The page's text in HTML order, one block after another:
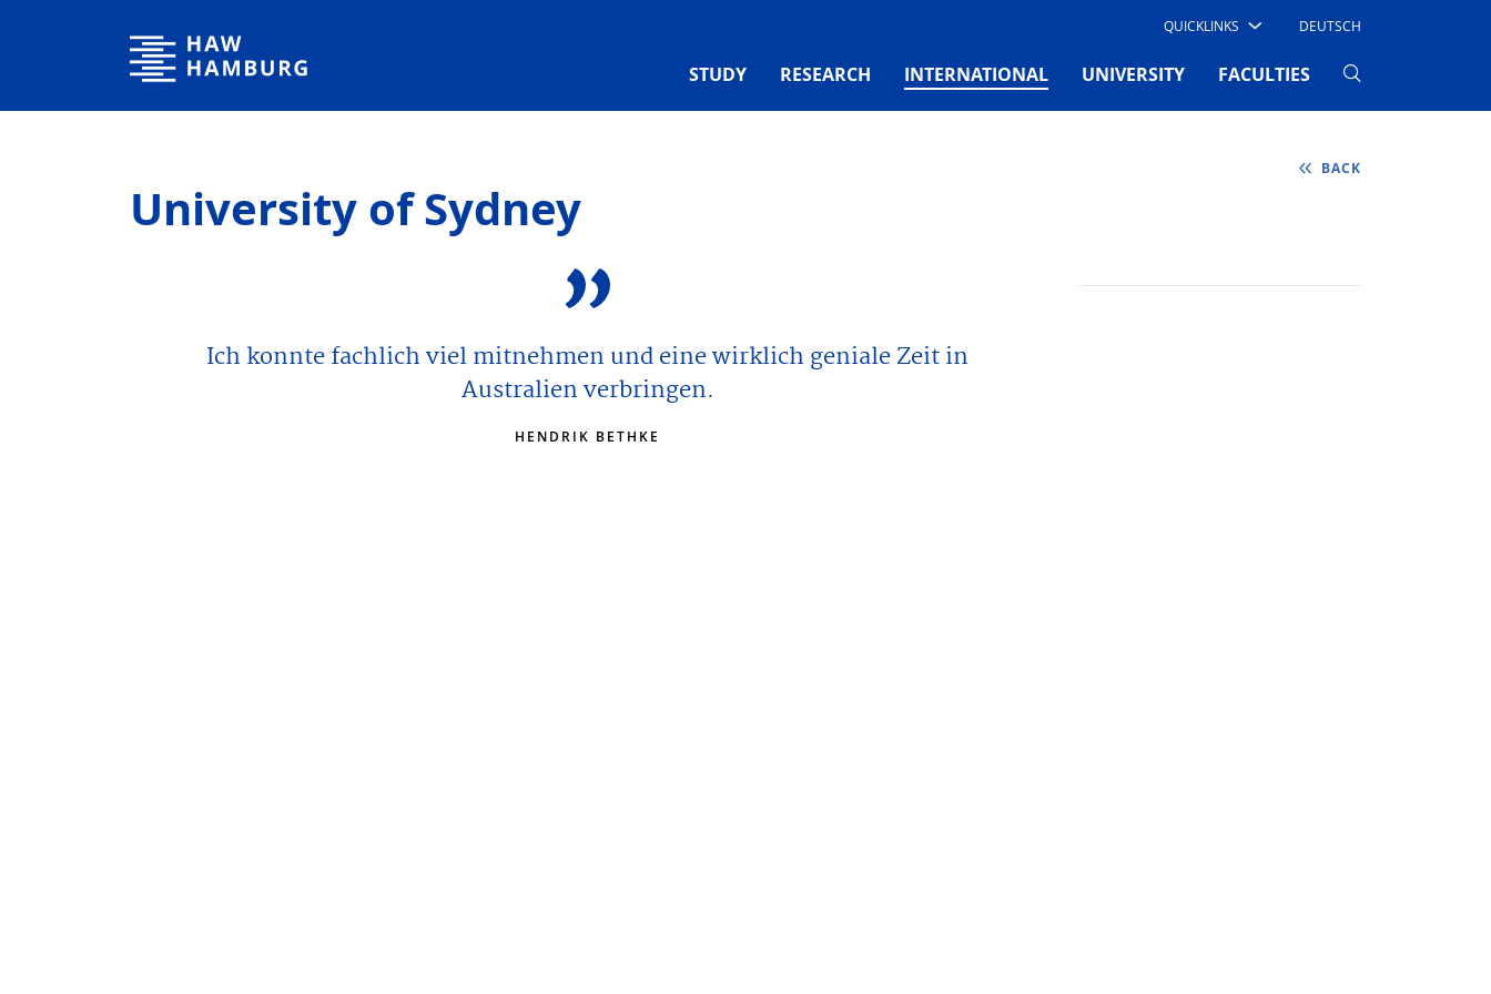
Hamburg University of Applied Sciences QUICKLINKS DEUTSCH
STUDY RESEARCH INTERNATIONAL(CURRENT)
UNIVERSITY FACULTIES
BACK
University of Sydney
Ich konnte fachlich viel mitnehmen und eine wirklich geniale Zeit in
Australien verbringen.
HENDRIK BETHKE